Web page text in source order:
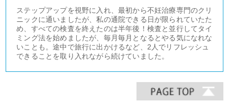
ステップアップを視野に入れ、最初から不妊治療専門のクリ
ニックに通いましたが、私の通院できる日が限られていたた
め、すべての検査を終えたのは半年後！検査と並行してタイ
ミング法を始めましたが、毎月毎月となるとやる気になれな
いことも。途中で旅行に出かけるなど、2人でリフレッシュ
できることを取り入れながら続けていました。